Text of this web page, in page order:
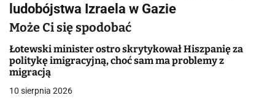
i
a
c
ludobójstwa Izraela w Gazie
Może Ci się spodobać
Łotewski minister ostro skrytykował Hiszpanię za
politykę imigracyjną, choć sam ma problemy z
migracją
10 sierpnia 2026